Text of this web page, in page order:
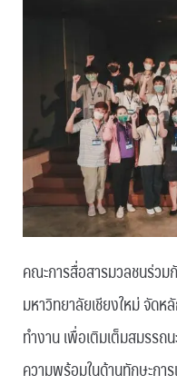
คณะการสื่อสารมวลชนร่ว
มหาวิทยาลัยเชียงใหม่ จัด
ทำงาน เพื่อเติมเต็มสมรร
ความพร้อมในด้านทักษะกา